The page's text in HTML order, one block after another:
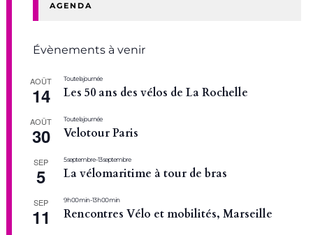
AGENDA
Évènements à venir
AOÛT
14
Toute la journée
Les 50 ans des vélos de La Rochelle
AOÛT
30
Toute la journée
Velotour Paris
SEP
5
5 septembre-13 septembre
La vélomaritime à tour de bras
SEP
11
9 h 00 min-13 h 00 min
Rencontres Vélo et mobilités, Marseille